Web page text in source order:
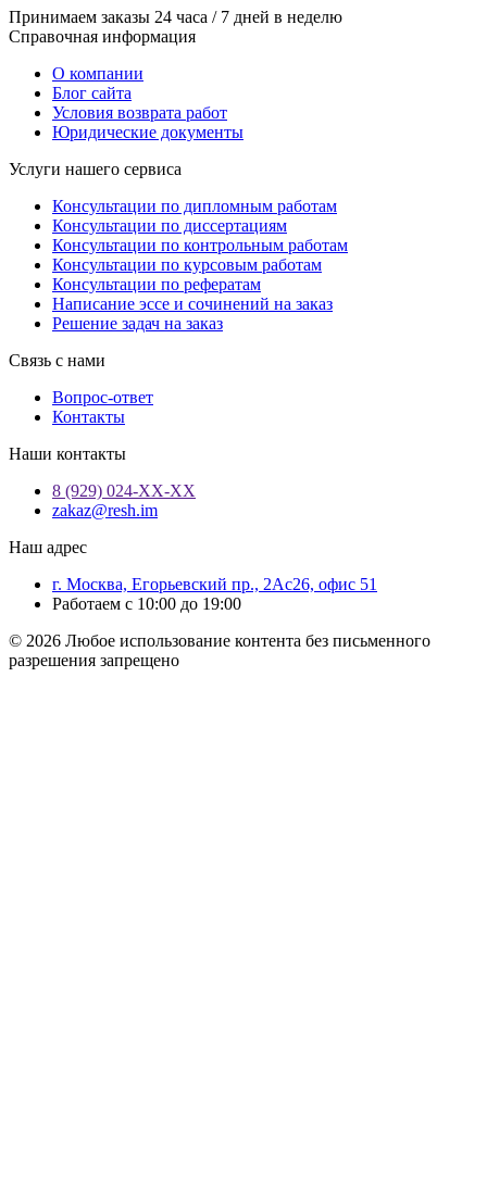
Принимаем заказы 24 часа / 7 дней в неделю
Справочная информация
О компании
Блог сайта
Условия возврата работ
Юридические документы
Услуги нашего сервиса
Консультации по дипломным работам
Консультации по диссертациям
Консультации по контрольным работам
Консультации по курсовым работам
Консультации по рефератам
Написание эссе и сочинений на заказ
Решение задач на заказ
Связь с нами
Вопрос-ответ
Контакты
Наши контакты
8 (929) 024-ХХ-ХХ
zakaz@resh.im
Наш адрес
г. Москва, Егорьевский пр., 2Ас26, офис 51
Работаем с 10:00 до 19:00
© 2026 Любое использование контента без письменного
разрешения запрещено